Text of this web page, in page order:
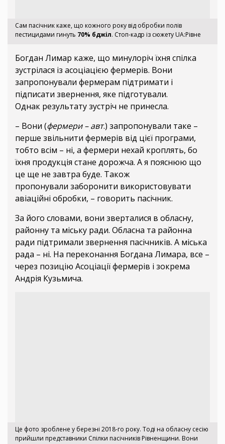
Сам пасічник каже, що кожного року від обробки полів
пестицидами гинуть 70% бджіл. Стоп-кадр із сюжету UA:Рівне
Богдан Лимар каже, що минулоріч їхня спілка
зустрілася із асоціацією фермерів. Вони
запропонували фермерам підтримати і
підписати звернення, яке підготували.
Однак результату зустріч не принесла.
– Вони (фермери – авт.) запропонували таке –
перше звільнити фермерів від цієї програми,
тобто всім – ні, а фермери нехай кроплять, бо
їхня продукція стане дорожча. А я пояснюю що
це ще не завтра буде. Також
пропонували заборонити використовувати
авіаційні обробки, – говорить пасічник.
За його словами, вони зверталися в обласну,
районну та міську ради. Обласна та районна
ради підтримали звернення пасічників. А міська
рада – ні. На переконання Богдана Лимара, все –
через позицію Асоціації фермерів і зокрема
Андрія Кузьмича.
Це фото зроблене у березні 2018-го року. Тоді на обласну сесію
прийшли представники Спілки пасічників Рівненщини. Вони